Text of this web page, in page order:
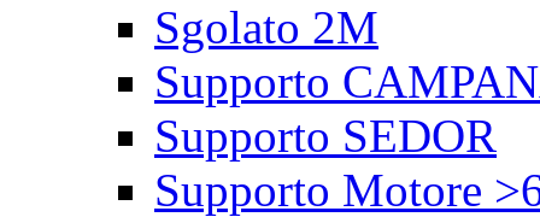
Sgolato 2M
Supporto
Supporto SEDOR
Supporto Motore